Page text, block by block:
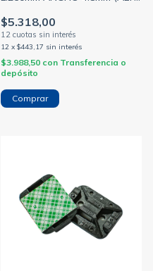
SIWAY (GENERICO)
$5.318,00
12 x $443,17 sin interés
$3.988,50 con Transferencia o
depósito